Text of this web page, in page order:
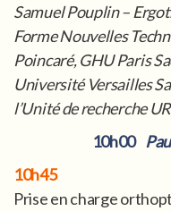
Samuel Pouplin –
Forme Nouvelles
Poincaré, GHU Paris
Université Versailles
l’Unité de recherche
10h00
10h45
Prise en charge